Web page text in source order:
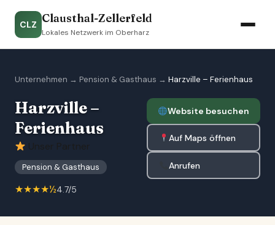
CLZ Clausthal-Zellerfeld
Lokales Netzwerk im Oberharz
Unternehmen → Pension & Gasthaus → Harzville – Ferienhaus
Harzville –
Ferienhaus
Unser Partner
Pension & Gasthaus
★★★★½4.7/5
Website besuchen
Auf Maps öffnen
Anrufen